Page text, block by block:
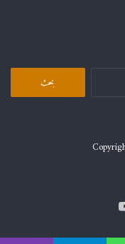
البحث
يوتيوب